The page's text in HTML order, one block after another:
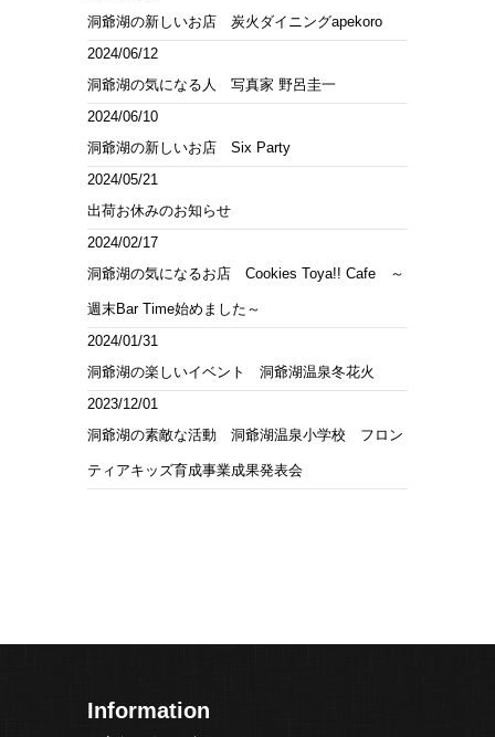
洞爺湖の新しいお店 炭火ダイニングapekoro
2024/06/12
洞爺湖の気になる人 写真家 野呂圭一
2024/06/10
洞爺湖の新しいお店 Six Party
2024/05/21
出荷お休みのお知らせ
2024/02/17
洞爺湖の気になるお店 Cookies Toya!! Cafe ～
週末Bar Time始めました～
2024/01/31
洞爺湖の楽しいイベント 洞爺湖温泉冬花火
2023/12/01
洞爺湖の素敵な活動 洞爺湖温泉小学校 フロン
ティアキッズ育成事業成果発表会
Information